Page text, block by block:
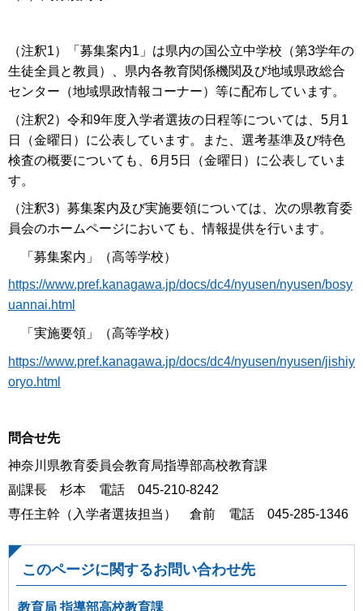
（注釈1）「募集案内1」は県内の国公立中学校（第3学年の
生徒全員と教員）、県内各教育関係機関及び地域県政総合
センター（地域県政情報コーナー）等に配布しています。
（注釈2）令和9年度入学者選抜の日程等については、5月1
日（金曜日）に公表しています。また、選考基準及び特色
検査の概要についても、6月5日（金曜日）に公表していま
す。
（注釈3）募集案内及び実施要領については、次の県教育委
員会のホームページにおいても、情報提供を行います。
「募集案内」（高等学校）
https://www.pref.kanagawa.jp/docs/dc4/nyusen/nyusen/bosy
uannai.html
「実施要領」（高等学校）
https://www.pref.kanagawa.jp/docs/dc4/nyusen/nyusen/jishiy
oryo.html
問合せ先
神奈川県教育委員会教育局指導部高校教育課
副課長 杉本 電話 045-210-8242
専任主幹（入学者選抜担当） 倉前 電話 045-285-1346
このページに関するお問い合わせ先
教育局 指導部高校教育課